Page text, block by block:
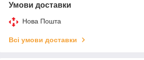
Умови доставки
Нова Пошта
Всі умови доставки